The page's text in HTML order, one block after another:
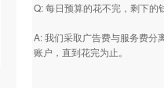
Q: 每日预算的花不完，剩下的
A: 我们采取广告费与服务费分
账户，直到花完为止。